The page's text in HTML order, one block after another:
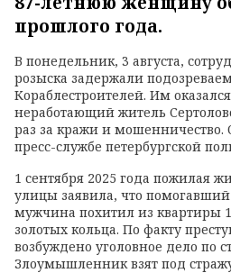
прошлого года.
В понедельник, 3 августа,
розыска задержали
Кораблестроителей. Им
неработающий житель
раз за кражи и мошенничество.
пресс-службе петербургской
1 сентября 2025 года пожилая
улицы заявила, что помогавший
мужчина похитил из квартиры
золотых кольца. По факту
возбуждено уголовное дело по
Злоумышленник взят под